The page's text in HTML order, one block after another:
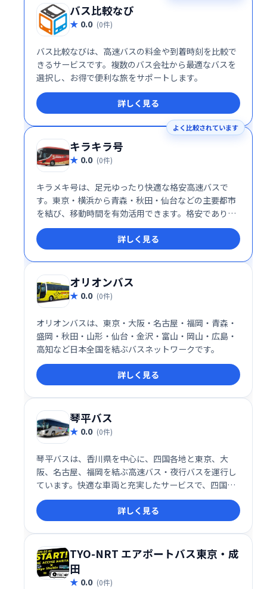
バス比較なび
0.0 (0件)
バス比較なびは、高速バスの料金や到着時刻を比較で
きるサービスです。複数のバス会社から最適なバスを
選択し、お得で便利な旅をサポートします。
詳しく見る
よく比較されています
キラキラ号
0.0 (0件)
キラメキ号は、足元ゆったり快適な格安高速バスで
す。東京・横浜から青森・秋田・仙台などの主要都市
を結び、移動時間を有効活用できます。格安でありな
がら、心地良い旅をお届けします。
詳しく見る
オリオンバス
0.0 (0件)
オリオンバスは、東京・大阪・名古屋・福岡・青森・
盛岡・秋田・山形・仙台・金沢・富山・岡山・広島・
高知など日本全国を結ぶバスネットワークです。
詳しく見る
琴平バス
0.0 (0件)
琴平バスは、香川県を中心に、四国各地と東京、大
阪、名古屋、福岡を結ぶ高速バス・夜行バスを運行し
ています。快適な車両と充実したサービスで、四国観
光やビジネスの移動をサポートします。観光や帰省、
ビジネスなど、様々なシーンでご利用ください。
詳しく見る
TYO-NRT エアポートバス東京・成
田
0.0 (0件)